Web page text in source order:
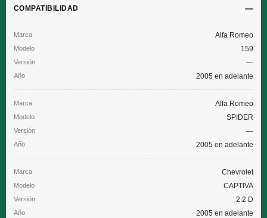
COMPATIBILIDAD
Alfa Romeo
159
—
2005 en adelante
Alfa Romeo
SPIDER
—
2005 en adelante
Chevrolet
CAPTIVA
2.2 D
2005 en adelante